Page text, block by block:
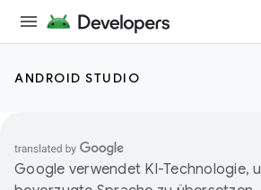
ANDROID STUDIO
Google verwendet KI-Technologie,